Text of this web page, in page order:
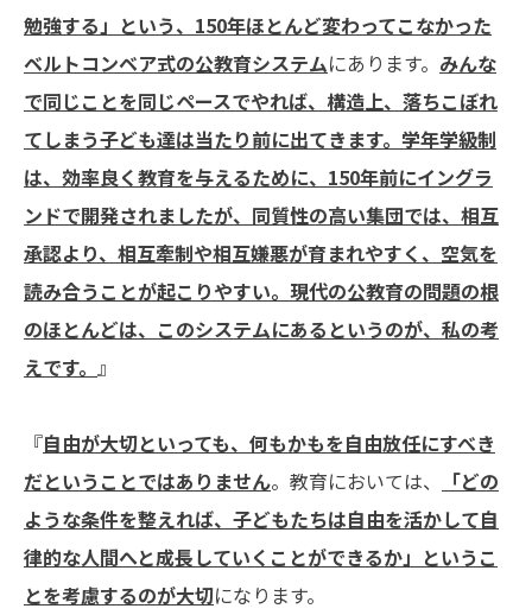
勉強する」という、150年ほとんど変わってこなかった
ベルトコンベア式の公教育システムにあります。 みんな
で同じことを同じペースでやれば、構造上、落ちこぼれ
てしまう子ども達は当たり前に出てきます。学年学級制
は、効率良く教育を与えるために、150年前にイングラ
ンドで開発されましたが、同質性の高い集団では、相互
承認より、相互牽制や相互嫌悪が育まれやすく、空気を
読み合うことが起こりやすい。現代の公教育の問題の根
のほとんどは、このシステムにあるというのが、私の考
えです。 』
『自由が大切といっても、何もかもを自由放任にすべき
だということではありません。教育においては、
「どの
ような条件を整えれば、子どもたちは自由を活かして自
律的な人間へと成長していくことができるか」というこ
とを考慮するのが大切になります。